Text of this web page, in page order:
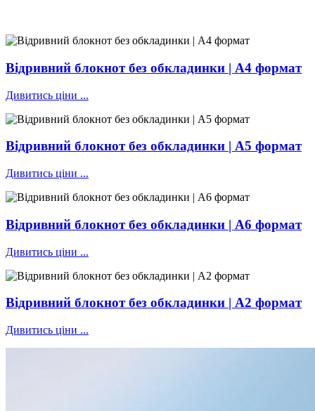
Відривний блокнот без обкладинки | А4 формат
Дивитись ціни ...
Відривний блокнот без обкладинки | А5 формат
Дивитись ціни ...
Відривний блокнот без обкладинки | А6 формат
Дивитись ціни ...
Відривний блокнот без обкладинки | А2 формат
Дивитись ціни ...